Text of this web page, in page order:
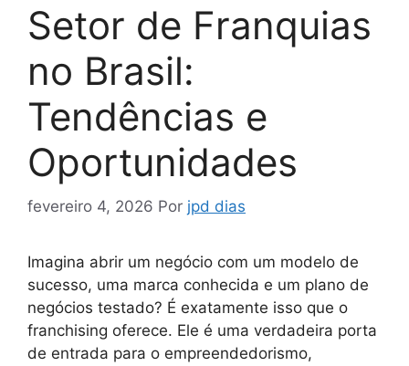
Setor de Franquias
no Brasil:
Tendências e
Oportunidades
fevereiro 4, 2026 Por jpd dias
Imagina abrir um negócio com um modelo de
sucesso, uma marca conhecida e um plano de
negócios testado? É exatamente isso que o
franchising oferece. Ele é uma verdadeira porta
de entrada para o empreendedorismo,